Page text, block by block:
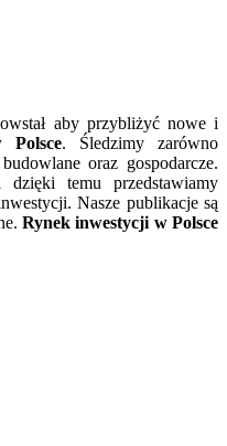
aby przybliżyć nowe i
Polsce. Śledzimy zarówno
oraz gospodarcze.
temu przedstawiamy
Nasze publikacje są
Rynek inwestycji w Polsce